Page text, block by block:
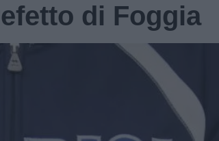
di Foggia